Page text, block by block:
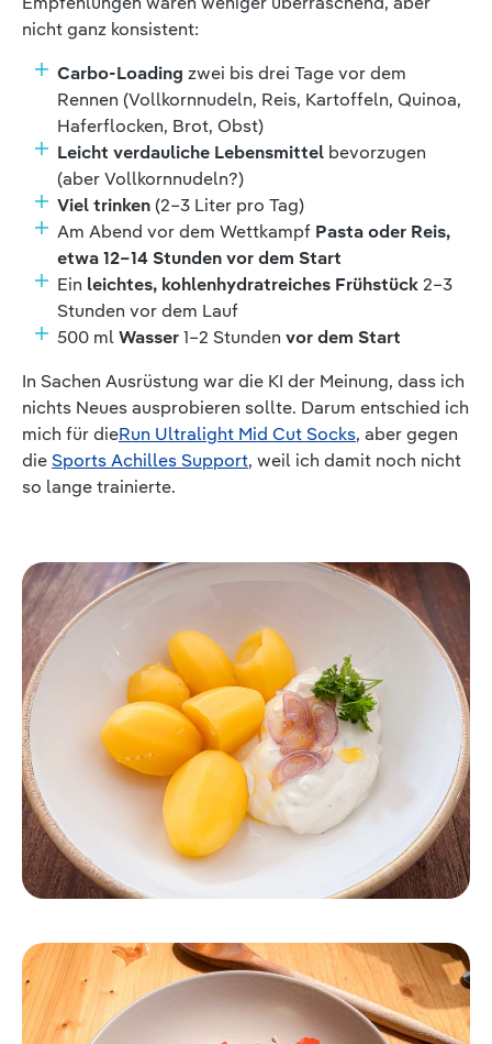
nicht ganz konsistent:
Carbo-Loading zwei bis drei Tage vor dem
Rennen (Vollkornnudeln, Reis, Kartoffeln, Quinoa,
Haferflocken, Brot, Obst)
Leicht verdauliche Lebensmittel bevorzugen
(aber Vollkornnudeln?)
Viel trinken(2–3 Liter pro Tag)
Am Abend vor dem Wettkampf Pasta oder Reis,
etwa 12–14 Stunden vor dem Start
Ein leichtes, kohlenhydratreiches Frühstück 2–3
Stunden vor dem Lauf
500 mlWasser1–2 Stunden vor dem Start
In Sachen Ausrüstung war die KI der Meinung, dass ich
nichts Neues ausprobieren sollte. Darum entschied ich
mich für dieRun Ultralight Mid Cut Socks, aber gegen
die Sports Achilles Support, weil ich damit noch nicht
so lange trainierte.